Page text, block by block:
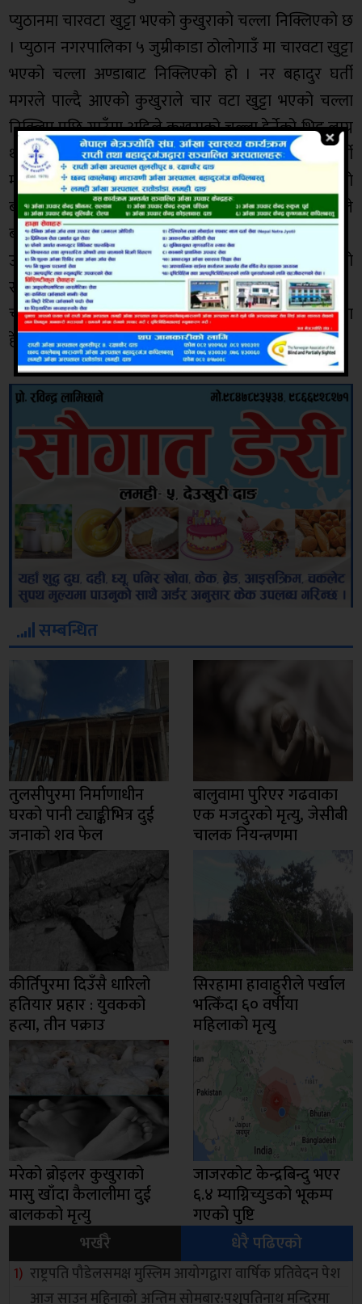
प्युठानमा चारवटा खुट्टा भएको कुखुराको चल्ला निक्लिएको छ
। प्युठान नगरपालिका ५ जुम्रीकाडा ठोलोगाउँ मा चारवटा खुट्टा
भएको चल्ला अण्डाबाट निक्लिएको हो । नर बहादुर घर्ती
मगरले पाल्दै आएको कुखुराले चार वटा खुट्टा भएको चल्ला
निक्लिए पछि गाउँमा अहिले कुखुराको चल्ला हेर्नेको भिड लाग्न
थालेको छ । दुई खुट्टा अगाडि र २ खुट्टा पछाडि रहेको घर्ती
मगरले जानकारी दिनु भयो । नयाँ बर्षको पहिलो दिनमै खुशिको
बहार लिएर कुखुराले यस्तो चल्ला निकालेको घर्तिमगरले
बताउनुभयो ।
उक्त कुखुरासँग निक्लिएका अन्य चल्लाहरु भने सामान्य रहेको
र एक वटामात्रको ४ खुट्टा रहेको उहाँले बताउनु भयो ।
चार खुट्टाको चल्ला निक्लिए पछि घर्तिमगरको घरमा चल्ला
हेर्नेको भिड लाग्न थालेको छ ।
सम्बन्धित
तुलसीपुरमा निर्माणाधीन
घरको पानी ट्याङ्कीभित्र दुई
जनाको शव फेल
बालुवामा पुरिएर गढवाका
एक मजदुरको मृत्यु, जेसीबी
चालक नियन्त्रणमा
कीर्तिपुरमा दिउँसै धारिलो
हतियार प्रहार : युवकको
हत्या, तीन पक्राउ
सिरहामा हावाहुरीले पर्खाल
भत्किँदा ६० वर्षीया
महिलाको मृत्यु
मरेको ब्रोइलर कुखुराको
मासु खाँदा कैलालीमा दुई
बालकको मृत्यु
जाजरकोट केन्द्रबिन्दु भएर
६.४ म्याग्निच्युडको भूकम्प
गएको पुष्टि
भर्खरै
धेरै पढिएको
राष्ट्रपति पौडेलसमक्ष मुस्लिम आयोगद्वारा वार्षिक प्रतिवेदन पेश